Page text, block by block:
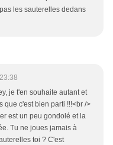
les sauterelles dedans
je t'en souhaite autant et
que c'est bien parti !!!<br />
est un peu gondolé et la
Tu ne joues jamais à
toi ? C'est